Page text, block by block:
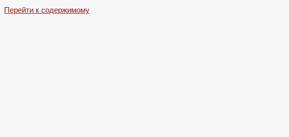
Перейти к содержимому